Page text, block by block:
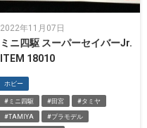
2022年11月07日
ミニ四駆 スーパーセイバーJr.
ITEM 18010
ホビー
#ミニ四駆 #田宮 #タミヤ
#TAMIYA #プラモデル